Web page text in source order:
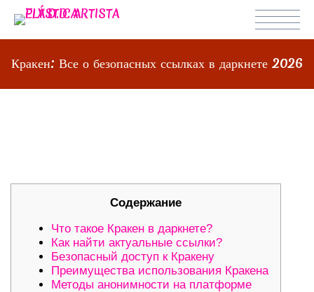
Кракен: Все о безопасных ссылках в даркнете 2026
Содержание
Что такое Кракен в даркнете?
Как найти актуальные ссылки?
Безопасный доступ к Кракену
Преимущества использования Кракена
Методы анонимности на платформе